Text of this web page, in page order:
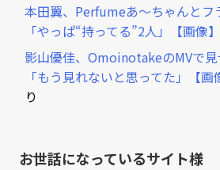
本田翼、Perfumeあ～ちゃんとフ
「やっぱ“持ってる”2人」【画像】
影山優佳、OmoinotakeのMVで見
「もう見れないと思ってた」【画
り
お世話になっているサイト様